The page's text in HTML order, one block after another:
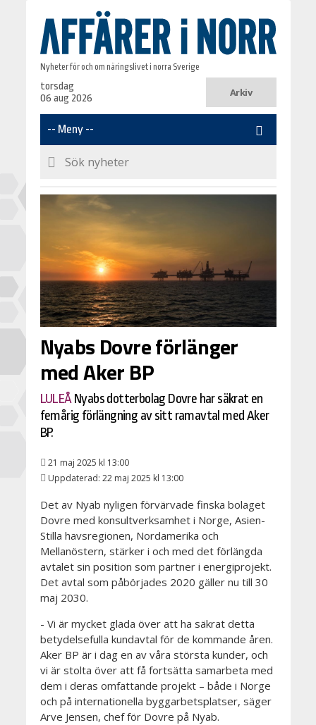
Nyheter för och om näringslivet i norra Sverige
torsdag
06 aug 2026
Arkiv
Nyabs Dovre förlänger
med Aker BP
LULEÅ Nyabs dotterbolag Dovre har säkrat en
femårig förlängning av sitt ramavtal med Aker
BP.
21 maj 2025 kl 13:00
Uppdaterad: 22 maj 2025 kl 13:00
Det av Nyab nyligen förvärvade finska bolaget
Dovre med konsultverksamhet i Norge, Asien-
Stilla havsregionen, Nordamerika och
Mellanöstern, stärker i och med det förlängda
avtalet sin position som partner i energiprojekt.
Det avtal som påbörjades 2020 gäller nu till 30
maj 2030.
- Vi är mycket glada över att ha säkrat detta
betydelsefulla kundavtal för de kommande åren.
Aker BP är i dag en av våra största kunder, och
vi är stolta över att få fortsätta samarbeta med
dem i deras omfattande projekt – både i Norge
och på internationella byggarbetsplatser, säger
Arve Jensen, chef för Dovre på Nyab.